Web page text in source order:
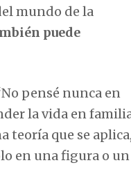
mundo de la
puede
pensé nunca en
la vida en
teoría que se aplica,
en una figura o un